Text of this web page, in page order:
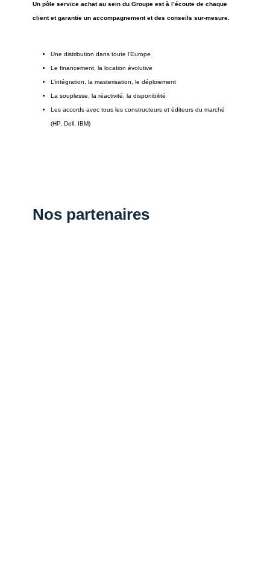
Un pôle service achat au sein du Groupe est à l’écoute de chaque
client et garantie un accompagnement et des conseils sur-mesure.
Une distribution dans toute l’Europe
Le financement, la location évolutive
L’intégration, la masterisation, le déploiement
La souplesse, la réactivité, la disponibilité
Les accords avec tous les constructeurs et éditeurs du marché
(HP, Dell, IBM)
Nos partenaires